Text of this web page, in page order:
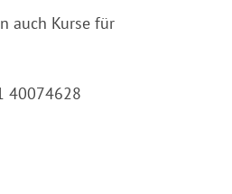
auch Kurse für
40074628